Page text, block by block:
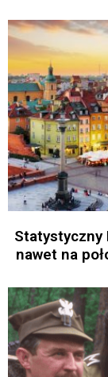
nawet na